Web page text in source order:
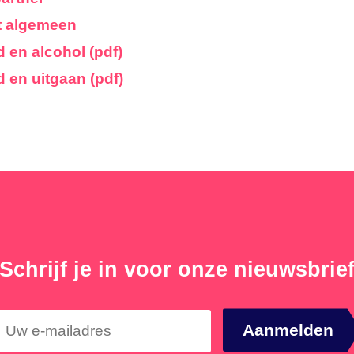
algemeen
en alcohol (pdf)
en uitgaan (pdf)
Schrijf je in voor onze nieuwsbrief